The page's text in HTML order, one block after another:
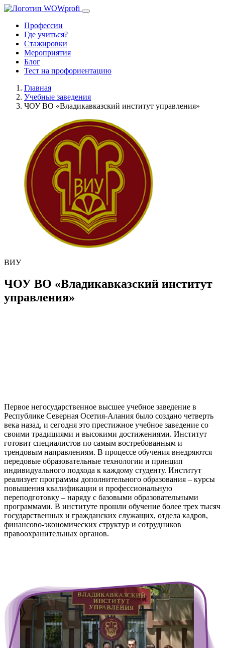
Профессии
Где учиться?
Стажировки
Мероприятия
Блог
Тест на профориентацию
Главная
Учебные заведения
ЧОУ ВО «Владикавказский институт управления»
ВИУ
ЧОУ ВО «Владикавказский институт
управления»
Первое негосударственное высшее учебное заведение в
Республике Северная Осетия-Алания было создано четверть
века назад, и сегодня это престижное учебное заведение со
своими традициями и высокими достижениями. Институт
готовит специалистов по самым востребованным и
трендовым направлениям. В процессе обучения внедряются
передовые образовательные технологии и принцип
индивидуального подхода к каждому студенту. Институт
реализует программы дополнительного образования – курсы
повышения квалификации и профессиональную
переподготовку – наряду с базовыми образовательными
программами. В институте прошли обучение более трех тысяч
государственных и гражданских служащих, отдела кадров,
финансово-экономических структур и сотрудников
правоохранительных органов.